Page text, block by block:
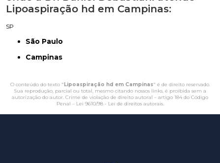
Lipoaspiração hd em Campinas:
SP
São Paulo
Campinas
O conteúdo do texto "Lipoaspiração hd em Campinas" é de direito reservado.
Sua reprodução, parcial ou total, mesmo citando nossos links, é proibida sem a
autorização do autor. Crime de violação de direito autoral – artigo 184 do Código
Penal – Lei 9610/98 - Lei de direitos autorais.